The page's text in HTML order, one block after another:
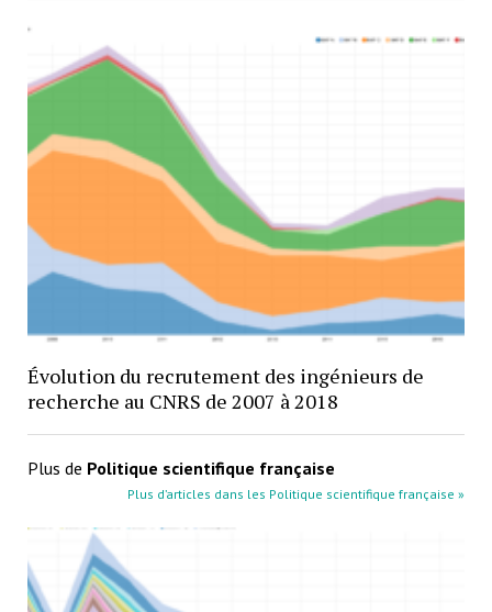
Évolution du recrutement des ingénieurs de
recherche au CNRS de 2007 à 2018
Plus de Politique scientifique française
Plus d’articles dans les Politique scientifique française »